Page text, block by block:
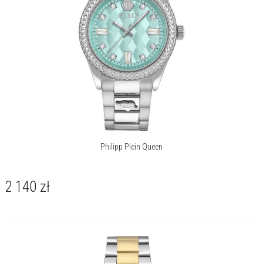
Philipp Plein Queen
2 140 zł